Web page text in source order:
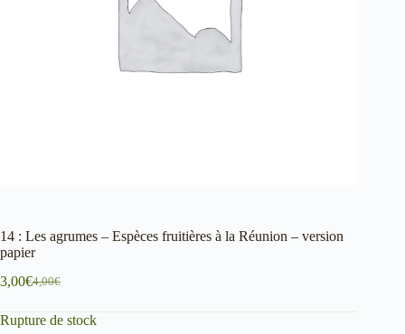
14 : Les agrumes – Espèces fruitières à la Réunion – version
papier
4,00€
Le
initial
3,00€Le
actuel
Rupture de stock